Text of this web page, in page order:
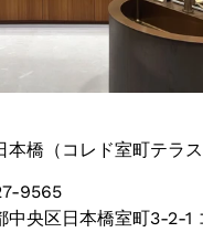
本橋 （コレド室町テラス
9565
央区日本橋室町3-2-1